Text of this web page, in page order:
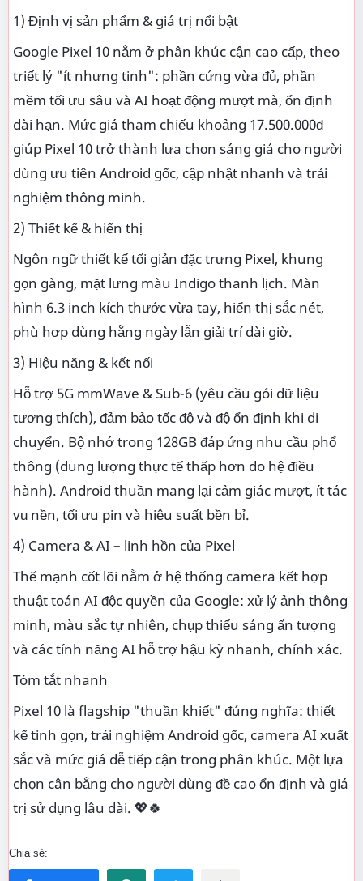
1) Định vị sản phẩm & giá trị nổi bật
Google Pixel 10 nằm ở phân khúc cận cao cấp, theo
triết lý "ít nhưng tinh": phần cứng vừa đủ, phần
mềm tối ưu sâu và AI hoạt động mượt mà, ổn định
dài hạn. Mức giá tham chiếu khoảng 17.500.000đ
giúp Pixel 10 trở thành lựa chọn sáng giá cho người
dùng ưu tiên Android gốc, cập nhật nhanh và trải
nghiệm thông minh.
2) Thiết kế & hiển thị
Ngôn ngữ thiết kế tối giản đặc trưng Pixel, khung
gọn gàng, mặt lưng màu Indigo thanh lịch. Màn
hình 6.3 inch kích thước vừa tay, hiển thị sắc nét,
phù hợp dùng hằng ngày lẫn giải trí dài giờ.
3) Hiệu năng & kết nối
Hỗ trợ 5G mmWave & Sub-6 (yêu cầu gói dữ liệu
tương thích), đảm bảo tốc độ và độ ổn định khi di
chuyển. Bộ nhớ trong 128GB đáp ứng nhu cầu phổ
thông (dung lượng thực tế thấp hơn do hệ điều
hành). Android thuần mang lại cảm giác mượt, ít tác
vụ nền, tối ưu pin và hiệu suất bền bỉ.
4) Camera & AI – linh hồn của Pixel
Thế mạnh cốt lõi nằm ở hệ thống camera kết hợp
thuật toán AI độc quyền của Google: xử lý ảnh thông
minh, màu sắc tự nhiên, chụp thiếu sáng ấn tượng
và các tính năng AI hỗ trợ hậu kỳ nhanh, chính xác.
Tóm tắt nhanh
Pixel 10 là flagship "thuần khiết" đúng nghĩa: thiết
kế tinh gọn, trải nghiệm Android gốc, camera AI xuất
sắc và mức giá dễ tiếp cận trong phân khúc. Một lựa
chọn cân bằng cho người dùng đề cao ổn định và giá
trị sử dụng lâu dài. 💖🍀